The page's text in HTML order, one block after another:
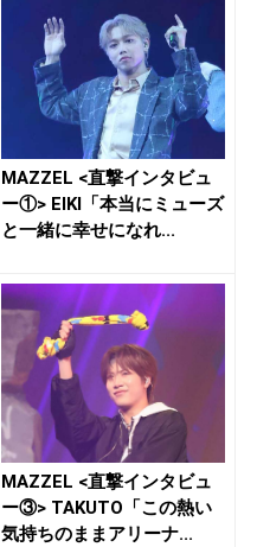
MAZZEL <直撃インタビュ
ー①> EIKI「本当にミューズ
と一緒に幸せになれ...
MAZZEL <直撃インタビュ
ー③> TAKUTO「この熱い
気持ちのままアリーナ...